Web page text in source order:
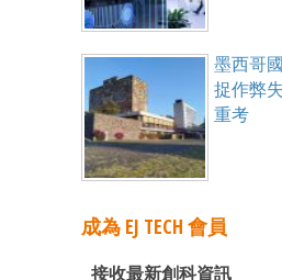
墨西哥
捉作弊
重考
成為 EJ TECH 會員
接收最新創科資訊